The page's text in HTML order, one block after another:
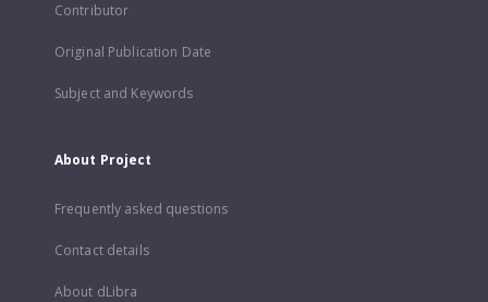
Contributor
Original Publication Date
Subject and Keywords
About Project
Frequently asked questions
Contact details
About dLibra